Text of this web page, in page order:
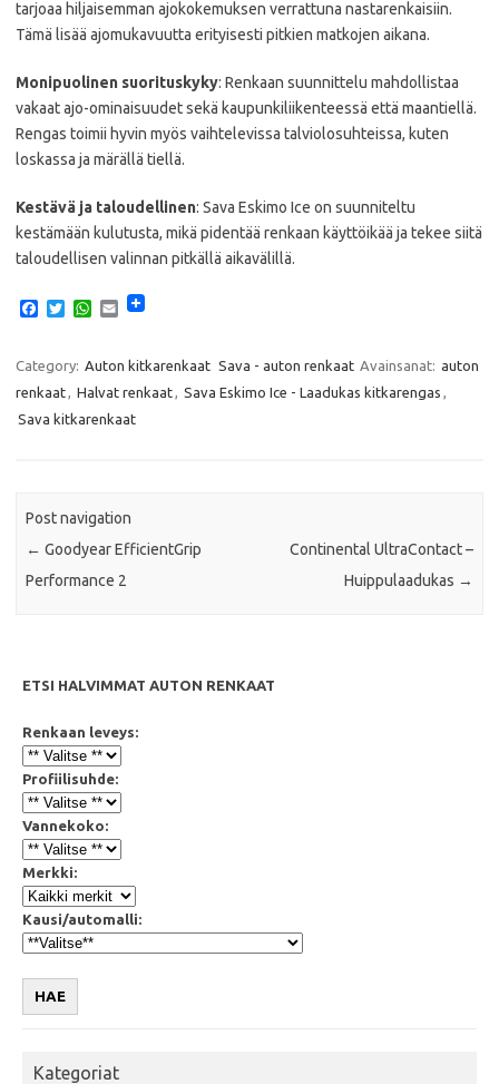
tarjoaa hiljaisemman ajokokemuksen verrattuna nastarenkaisiin.
Tämä lisää ajomukavuutta erityisesti pitkien matkojen aikana.
Monipuolinen suorituskyky: Renkaan suunnittelu mahdollistaa
vakaat ajo-ominaisuudet sekä kaupunkiliikenteessä että maantiellä.
Rengas toimii hyvin myös vaihtelevissa talviolosuhteissa, kuten
loskassa ja märällä tiellä.
Kestävä ja taloudellinen: Sava Eskimo Ice on suunniteltu
kestämään kulutusta, mikä pidentää renkaan käyttöikää ja tekee siitä
taloudellisen valinnan pitkällä aikavälillä.
e
b
o
o
T
t
t
e
r
W
t
A
p
E
i
Category: Auton kitkarenkaat Sava - auton renkaat Avainsanat: auton
renkaat
Halvat renkaat Sava Eskimo Ice - Laadukas kitkarengas
Sava kitkarenkaat
Post navigation
← Goodyear EfficientGrip
Performance 2
Continental UltraContact –
Huippulaadukas →
ETSI HALVIMMAT AUTON RENKAAT
Renkaan leveys:
Profiilisuhde:
Vannekoko:
Merkki:
Kausi/automalli:
HAE
Kategoriat